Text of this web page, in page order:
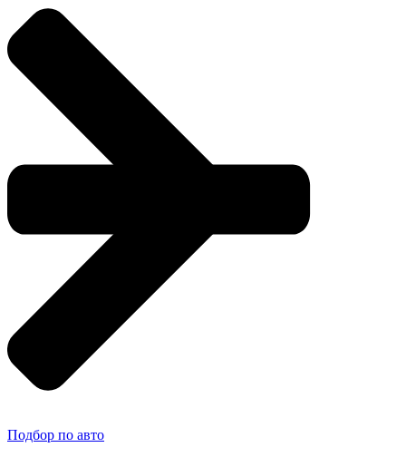
Подбор по авто